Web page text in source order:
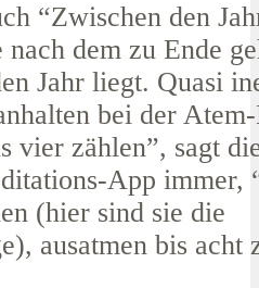
“Zwischen den
dem zu Ende
Jahr liegt. Quasi
bei der
vier zählen”, sagt
App immer,
(hier sind sie die
ausatmen bis acht